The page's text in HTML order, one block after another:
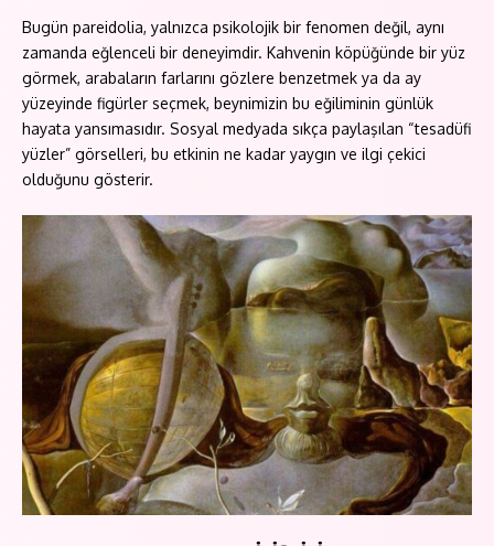
Bugün pareidolia, yalnızca psikolojik bir fenomen değil, aynı
zamanda eğlenceli bir deneyimdir. Kahvenin köpüğünde bir yüz
görmek, arabaların farlarını gözlere benzetmek ya da ay
yüzeyinde figürler seçmek, beynimizin bu eğiliminin günlük
hayata yansımasıdır. Sosyal medyada sıkça paylaşılan “tesadüfi
yüzler” görselleri, bu etkinin ne kadar yaygın ve ilgi çekici
olduğunu gösterir.